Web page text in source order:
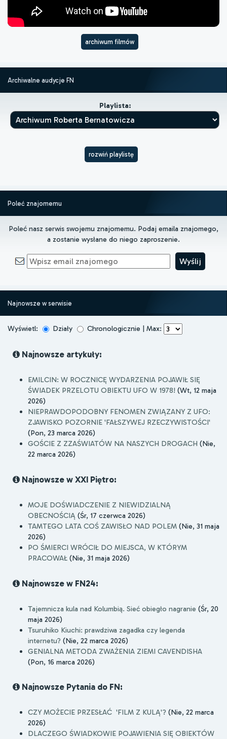
archiwum filmów
Archiwalne audycje FN
Playlista:
rozwiń playlistę
Poleć znajomemu
Poleć nasz serwis swojemu znajomemu. Podaj emaila znajomego,
a zostanie wysłane do niego zaproszenie.
Najnowsze w serwisie
Wyświetl: Działy Chronologicznie | Max:
Najnowsze artykuły:
EMILCIN: W ROCZNICĘ WYDARZENIA POJAWIŁ SIĘ
ŚWIADEK PRZELOTU OBIEKTU UFO W 1978! (Wt, 12 maja
2026)
NIEPRAWDOPODOBNY FENOMEN ZWIĄZANY Z UFO:
ZJAWISKO POZORNIE 'FAŁSZYWEJ RZECZYWISTOŚCI'
(Pon, 23 marca 2026)
GOŚCIE Z ZZAŚWIATÓW NA NASZYCH DROGACH (Nie,
22 marca 2026)
Najnowsze w XXI Piętro:
MOJE DOŚWIADCZENIE Z NIEWIDZIALNĄ
OBECNOŚCIĄ (Śr, 17 czerwca 2026)
TAMTEGO LATA COŚ ZAWISŁO NAD POLEM (Nie, 31 maja
2026)
PO ŚMIERCI WRÓCIŁ DO MIEJSCA, W KTÓRYM
PRACOWAŁ (Nie, 31 maja 2026)
Najnowsze w FN24:
Tajemnicza kula nad Kolumbią. Sieć obiegło nagranie (Śr, 20
maja 2026)
Tsuruhiko Kiuchi: prawdziwa zagadka czy legenda
internetu? (Nie, 22 marca 2026)
GENIALNA METODA ZWAŻENIA ZIEMI CAVENDISHA
(Pon, 16 marca 2026)
Najnowsze Pytania do FN:
CZY MOŻECIE PRZESŁAĆ 'FILM Z KULĄ'? (Nie, 22 marca
2026)
DLACZEGO ŚWIADKOWIE POJAWIENIA SIĘ OBIEKTÓW